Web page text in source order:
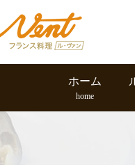
ホーム
home